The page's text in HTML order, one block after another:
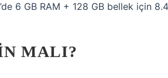
6 GB RAM + 128 GB bellek için
MALI?